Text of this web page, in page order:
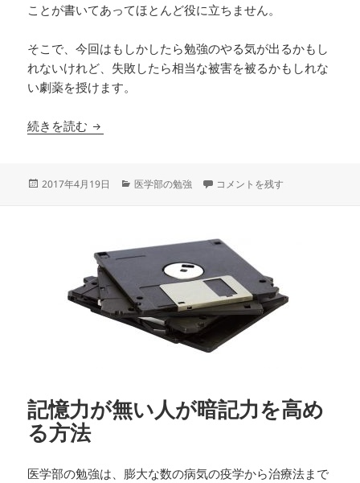
ことが書いてあってほとんど役に立ちません。
そこで、今回はもしかしたら勉強のやる気が出るかもし
れないけれど、失敗したら相当な被害を被るかもしれな
い劇薬を授けます。
続きを読む もうどうしても勉強のやる気がでない時の最終手
投
2017年4月19日
カ
医学部の勉強 もうどうしても勉強のやる気が
コメントを残す
記憶力が無い人が暗記力を高め
る方法
医学部の勉強は、膨大な数の病気の疫学から治療法まで